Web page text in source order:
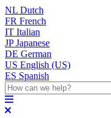
NL Dutch
FR French
IT Italian
JP Japanese
DE German
US English (US)
ES Spanish